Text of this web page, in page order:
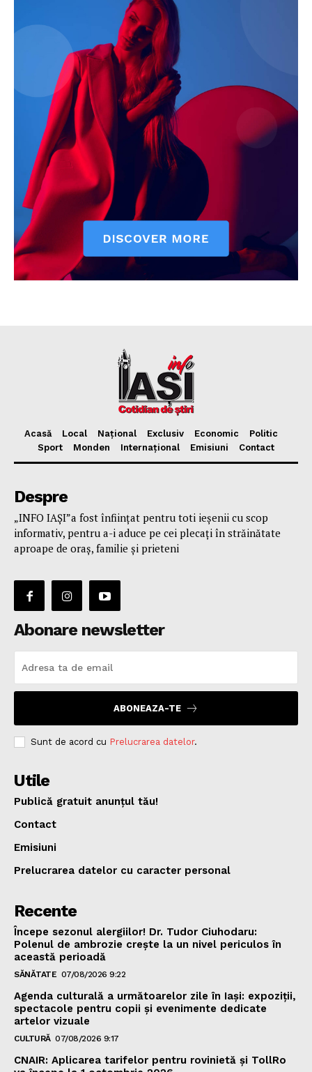
Publică gratuit anunțul tău!
Emisiuni
Prelucrarea datelor cu caracter personal
Acasă Local Național Exclusiv Economic
Politic
Sport
Monden Internațional Emisiuni Contact
Despre
„INFO IAȘI”a fost înfiinţat pentru toti ieşenii cu scop
informativ, pentru a-i aduce pe cei plecaţi în străinătate
aproape de oraş, familie și prieteni
Abonare newsletter
ABONEAZA-TE
Sunt de acord cu Prelucrarea datelor.
Utile
Publică gratuit anunțul tău!
Contact
Emisiuni
Prelucrarea datelor cu caracter personal
Recente
Începe sezonul alergiilor! Dr. Tudor Ciuhodaru:
Polenul de ambrozie crește la un nivel periculos în
această perioadă
SĂNĂTATE 07/08/2026 9:22
Agenda culturală a următoarelor zile în Iași: expoziții,
spectacole pentru copii și evenimente dedicate
artelor vizuale
CULTURĂ 07/08/2026 9:17
CNAIR: Aplicarea tarifelor pentru rovinietă și TollRo